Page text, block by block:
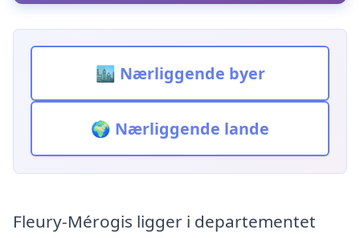
🏙️ Nærliggende byer
🌍 Nærliggende lande
Fleury-Mérogis ligger i departementet